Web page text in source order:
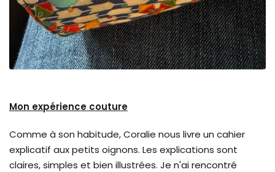
Mon expérience couture
Comme à son habitude, Coralie nous livre un cahier
explicatif aux petits oignons. Les explications sont
claires, simples et bien illustrées. Je n'ai rencontré